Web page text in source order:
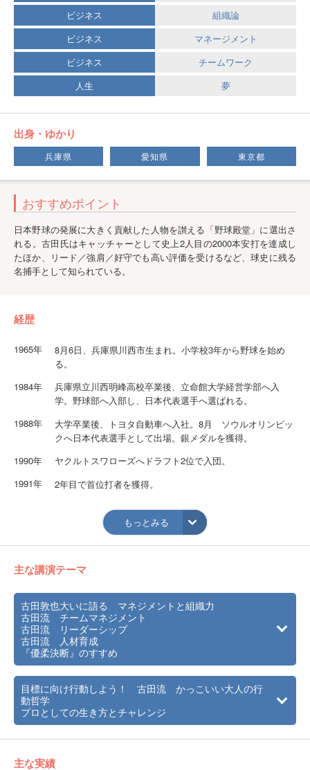
ビジネス
組織論
ビジネス
マネージメント
ビジネス
チームワーク
人生
夢
出身・ゆかり
兵庫県 愛知県 東京都
おすすめポイント
日本野球の発展に大きく貢献した人物を讃える「野球殿堂」に選出さ
れる。古田氏はキャッチャーとして史上2人目の2000本安打を達成し
たほか、リード／強肩／好守でも高い評価を受けるなど、球史に残る
名捕手として知られている。
経歴
1965年
8月6日、兵庫県川西市生まれ。小学校3年から野球を始め
る。
1984年
兵庫県立川西明峰高校卒業後、立命館大学経営学部へ入
学。野球部へ入部し、日本代表選手へ選ばれる。
1988年
大学卒業後、トヨタ自動車へ入社。8月 ソウルオリンピッ
クへ日本代表選手として出場。銀メダルを獲得。
1990年
ヤクルトスワローズへドラフト2位で入団。
1991年
2年目で首位打者を獲得。
日本シリーズでMVPに選ばれる。
日本プロ野球選手会第5代会長へ就任。通算1000試合出場を
達成。
2001年
日本シリーズで2度目のMVPに選ばれる。
2004年
球界再編に対して、球界史上初のストライキを決行。
2005年
通算2000本安打、1000打点を達成。
2006年
東京ヤクルトスワローズ選手兼任監督へ就任。
2007年
通算2000試合出場し、現役引退、監督退任。
2015年
日本野球の発展に大きく貢献し、野球殿堂入りをする。
もっとみる
主な講演テーマ
古田敦也大いに語る マネジメントと組織力
古田流 チームマネジメント
古田流 リーダーシップ
古田流 人材育成
『優柔決断』のすすめ
目標に向け行動しよう！ 古田流 かっこいい大人の行
動哲学
プロとしての生き方とチャレンジ
主な実績